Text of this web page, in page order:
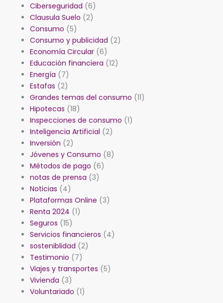
Ciberseguridad (6)
Clausula Suelo (2)
Consumo (5)
Consumo y publicidad (2)
Economía Circular(6)
Educación financiera (12)
Energía (7)
Estafas (2)
Grandes temas del consumo (11)
Hipotecas (18)
Inspecciones de consumo (1)
Inteligencia Artificial (2)
Inversión (2)
Jóvenes y Consumo (8)
Métodos de pago (6)
notas de prensa (3)
Noticias (4)
Plataformas Online (3)
Renta 2024 (1)
Seguros (15)
Servicios financieros (4)
sosteniblidad (2)
Testimonio (7)
Viajes y transportes (5)
Vivienda (3)
Voluntariado (1)